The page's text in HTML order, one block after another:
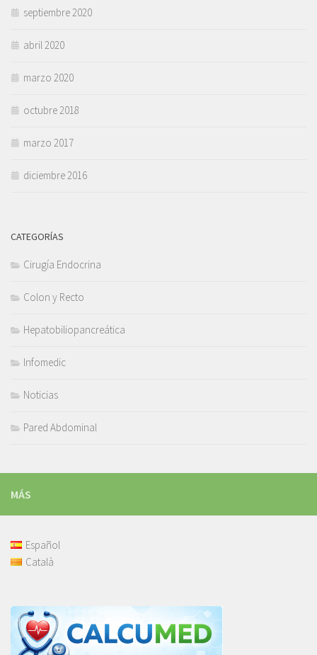
septiembre 2020
abril 2020
marzo 2020
octubre 2018
marzo 2017
diciembre 2016
CATEGORÍAS
Cirugía Endocrina
Colon y Recto
Hepatobiliopancreática
Infomedic
Noticias
Pared Abdominal
MÁS
Español
Català